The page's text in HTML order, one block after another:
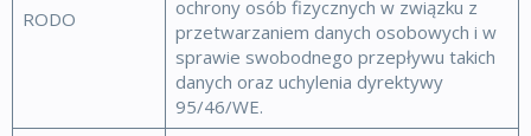
RODO
ochrony osób fizycznych w związku z
przetwarzaniem danych osobowych i w
sprawie swobodnego przepływu takich
danych oraz uchylenia dyrektywy
95/46/WE.